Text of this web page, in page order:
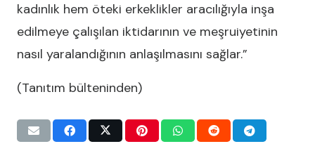
kadınlık hem öteki erkeklikler aracılığıyla inşa
edilmeye çalışılan iktidarının ve meşruiyetinin
nasıl yaralandığının anlaşılmasını sağlar.”
(Tanıtım bülteninden)